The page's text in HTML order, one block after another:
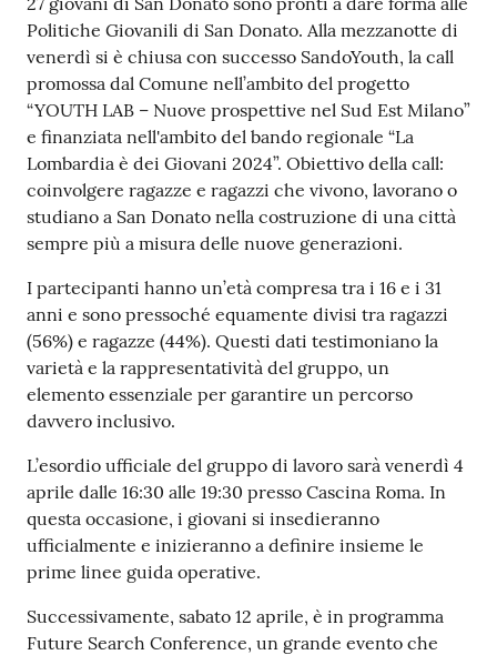
Politiche Giovanili di San Donato. Alla mezzanotte di
venerdì si è chiusa con successo SandoYouth, la call
promossa dal Comune nell’ambito del progetto
“YOUTH LAB – Nuove prospettive nel Sud Est Milano”
e finanziata nell'ambito del bando regionale “La
Lombardia è dei Giovani 2024”. Obiettivo della call:
coinvolgere ragazze e ragazzi che vivono, lavorano o
studiano a San Donato nella costruzione di una città
sempre più a misura delle nuove generazioni.
I partecipanti hanno un’età compresa tra i 16 e i 31
anni e sono pressoché equamente divisi tra ragazzi
(56%) e ragazze (44%). Questi dati testimoniano la
varietà e la rappresentatività del gruppo, un
elemento essenziale per garantire un percorso
davvero inclusivo.
L’esordio ufficiale del gruppo di lavoro sarà venerdì 4
aprile dalle 16:30 alle 19:30 presso Cascina Roma. In
questa occasione, i giovani si insedieranno
ufficialmente e inizieranno a definire insieme le
prime linee guida operative.
Successivamente, sabato 12 aprile, è in programma
Future Search Conference, un grande evento che